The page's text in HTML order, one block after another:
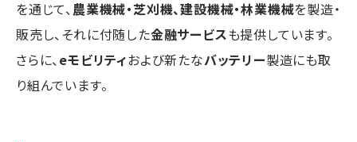
を通じて、 農業機械・芝刈機、建設機械・林業機械を製造・
販売し、それに付随した金融サービスも提供しています。
さらに、 eモビリティおよび新たなバッテリー製造にも取
り組んでいます。